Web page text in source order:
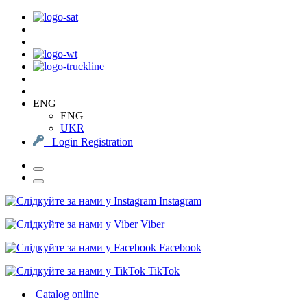
ENG
ENG
UKR
Login Registration
Instagram
Viber
Facebook
TikTok
Catalog online